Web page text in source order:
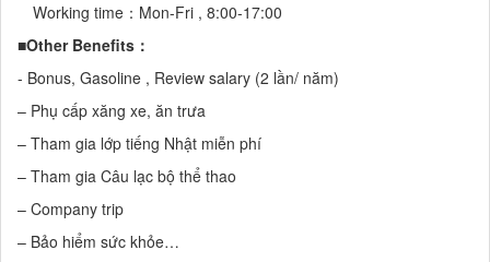
Working time：Mon-Fri , 8:00-17:00
■Other Benefits：
- Bonus, Gasoline , Review salary (2 lần/ năm)
– Phụ cấp xăng xe, ăn trưa
– Tham gia lớp tiếng Nhật miễn phí
– Tham gia Câu lạc bộ thể thao
– Company trip
– Bảo hiểm sức khỏe…